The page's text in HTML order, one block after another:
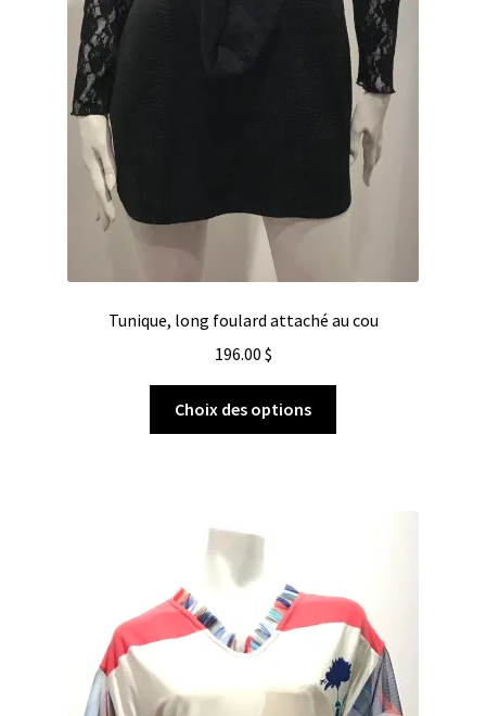
Tunique, long foulard attaché au cou
196.00 $
Choix des options